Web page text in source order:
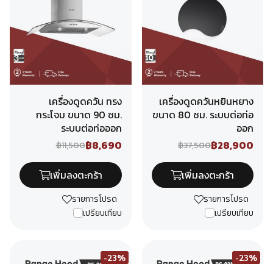
เครื่องดูดควัน ทรง
กระโจม ขนาด 90 ซม.
ระบบต่อท่อออก
฿11,500฿8,690
เพิ่มลงตะกร้า
รายการโปรด
เปรียบเทียบ
เครื่องดูดควันหยินหยาง
ขนาด 80 ซม. ระบบต่อท่อ
ออก
฿37,500฿28,900
เพิ่มลงตะกร้า
รายการโปรด
เปรียบเทียบ
-23% -23%